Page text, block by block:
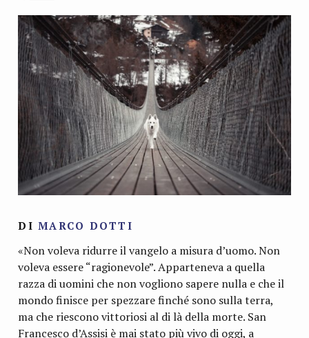
DIMARCO DOTTI
«Non voleva ridurre il vangelo a misura d’uomo. Non
voleva essere “ragionevole”. Apparteneva a quella
razza di uomini che non vogliono sapere nulla e che il
mondo finisce per spezzare finché sono sulla terra,
ma che riescono vittoriosi al di là della morte. San
Francesco d’Assisi è mai stato più vivo di oggi, a